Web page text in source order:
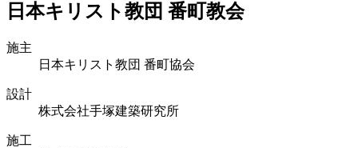
日本キリスト教団 番町教会
施主
日本キリスト教団 番町協会
設計
株式会社手塚建築研究所
施工